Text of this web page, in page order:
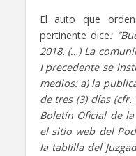
El auto que
pertinente dice:
2018. (…) La
I precedente se
medios: a) la
de tres (3) días (cfr.
Boletín Oficial de
el sitio web del
la tablilla del